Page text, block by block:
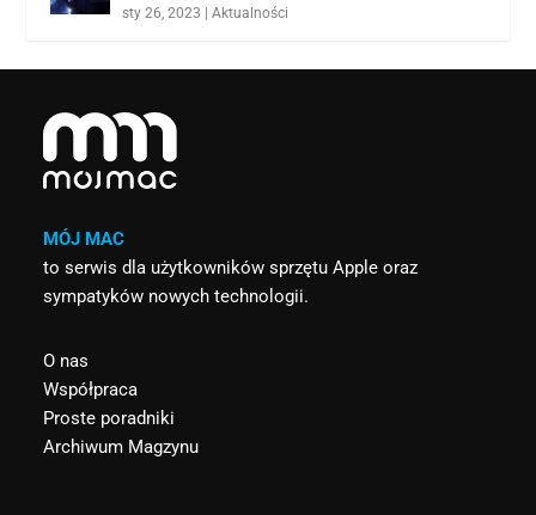
sty 26, 2023 |Aktualności
MÓJ MAC
to serwis dla użytkowników sprzętu Apple oraz
sympatyków nowych technologii.
O nas
Współpraca
Proste poradniki
Archiwum Magzynu